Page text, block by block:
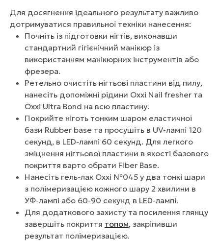
Для досягнення ідеального результату важливо
дотримуватися правильної техніки нанесення:
Почніть із підготовки нігтів, виконавши
стандартний гігієнічний манікюр із
використанням манікюрних інструментів або
фрезера.
Ретельно очистіть нігтьові пластини від пилу,
нанесіть допоміжні рідини Oxxi Nail fresher та
Oxxi Ultra Bond на всю пластину.
Покрийте ніготь тонким шаром еластичної
бази Rubber base та просушіть в UV-лампі 120
секунд, в LED-лампі 60 секунд. Для легкого
зміцнення нігтьової пластини в якості базового
покриття варто обрати Fiber Base.
Нанесіть гель-лак Oxxi №045 у два тонкі шари
з полімеризацією кожного шару 2 хвилини в
УФ-лампі або 60-90 секунд в LED-лампі.
Для додаткового захисту та посилення глянцу
завершіть покриття топом, закріпивши
результат полімеризацією.